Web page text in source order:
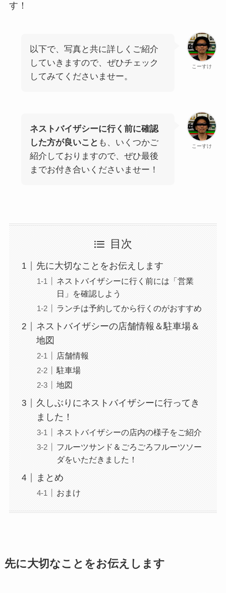
す！
こーすけ
以下で、写真と共に詳しくご紹介
していきますので、ぜひチェック
してみてくださいませー。
こーすけ
ネストバイザシーに行く前に確認
した方が良いこと も、いくつかご
紹介しておりますので、ぜひ最後
までお付き合いくださいませー！
目次
先に大切なことをお伝えします
ネストバイザシーに行く前には「営業
日」を確認しよう
ランチは予約してから行くのがおすすめ
ネストバイザシーの店舗情報＆駐車場＆
地図
店舗情報
駐車場
地図
久しぶりにネストバイザシーに行ってき
ました！
ネストバイザシーの店内の様子をご紹介
フルーツサンド＆ごろごろフルーツソー
ダをいただきました！
まとめ
おまけ
先に大切なことをお伝えします